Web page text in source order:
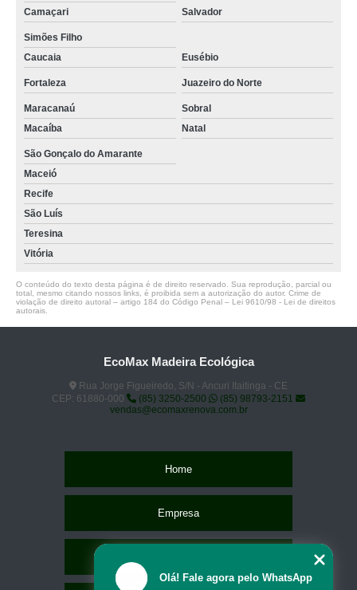
Camaçari
Salvador
Simões Filho
Caucaia
Eusébio
Fortaleza Juazeiro do Norte
Maracanaú
Sobral
Macaíba
Natal
São Gonçalo do Amarante
Maceió
Recife
São Luís
Teresina
Vitória
O conteúdo do texto desta página é de direito reservado. Sua reprodução, parcial ou
total, mesmo citando nossos links, é proibida sem a autorização do autor. Crime de
violação de direito autoral – artigo 184 do Código Penal – Lei 9610/98 - Lei de direitos
autorais
EcoMax Madeira Ecológica
Rua Jorge Figueiredo, S/N - Ancuri Itaitinga - CE
CEP: 61880-000
(85) 3250-2500
(85) 98793-2151
vendas@ecomaxrenova.com.br
Home
Empresa
Olá! Fale agora pelo WhatsApp